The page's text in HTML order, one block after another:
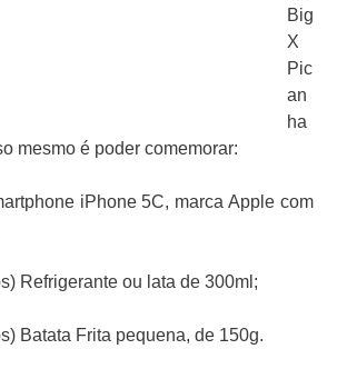
Big
X
Pic
an
ha
mesmo é poder comemorar:
iPhone 5C, marca Apple com
Refrigerante ou lata de 300ml;
Batata Frita pequena, de 150g.